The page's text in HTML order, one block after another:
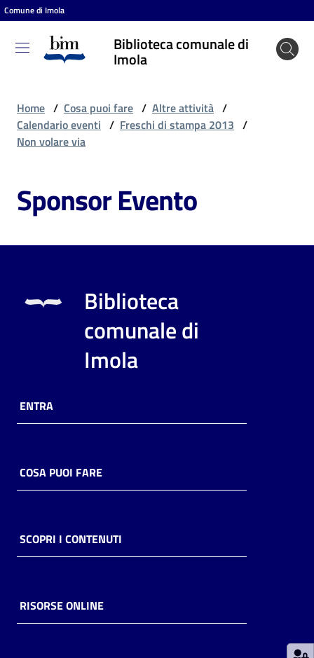
Vai al contenuto
Vai alla navigazione
Vai al footer
Comune di Imola
Biblioteca comunale di
Imola
Biblioteca
comunale
Cosa
fare
Scopri
online
Piani
Decentrate
Home / Cosa puoi fare / Altre attività /
Calendario eventi / Freschi di stampa 2013 /
Non volare via
Sponsor Evento
Biblioteca
comunale di
Imola
ENTRA
COSA PUOI FARE
SCOPRI I CONTENUTI
RISORSE ONLINE